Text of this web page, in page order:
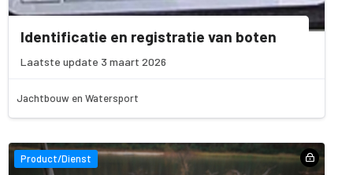
Identificatie en registratie van boten
Laatste update 3 maart 2026
Jachtbouw en Watersport
Product/Dienst